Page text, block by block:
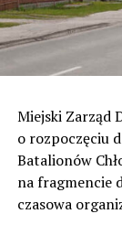
Miejski Zarząd
o rozpoczęciu
Batalionów
na fragmencie
czasowa